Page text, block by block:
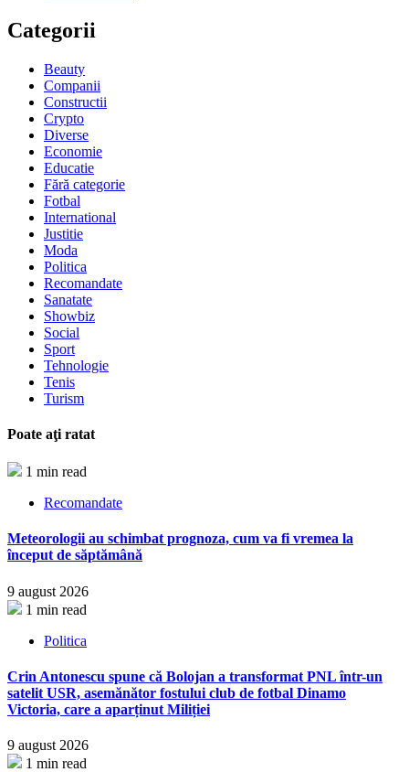
Categorii
Beauty
Companii
Constructii
Crypto
Diverse
Economie
Educatie
Fără categorie
Fotbal
International
Justitie
Moda
Politica
Recomandate
Sanatate
Showbiz
Social
Sport
Tehnologie
Tenis
Turism
Poate aţi ratat
1 min read
Recomandate
Meteorologii au schimbat prognoza, cum va fi vremea la
început de săptămână
9 august 2026
1 min read
Politica
Crin Antonescu spune că Bolojan a transformat PNL într-un
satelit USR, asemănător fostului club de fotbal Dinamo
Victoria, care a aparținut Miliției
9 august 2026
1 min read